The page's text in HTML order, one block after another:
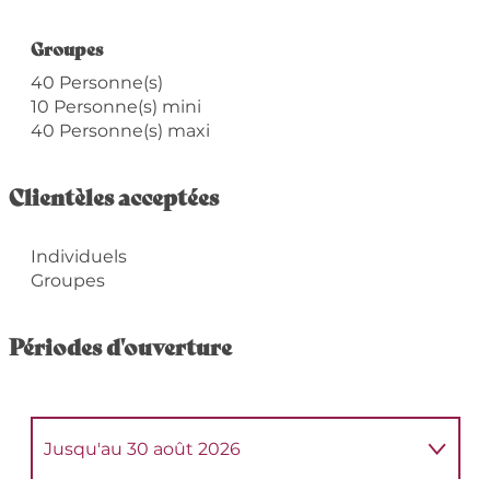
Groupes
Groupes
40 Personne(s)
10 Personne(s) mini
40 Personne(s) maxi
Clientèles acceptées
Individuels
Groupes
Périodes d'ouverture
Jusqu'au 30 août 2026